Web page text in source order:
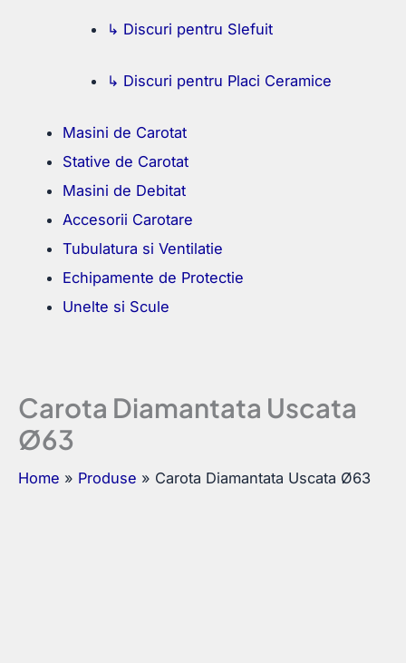
↳ Discuri pentru Slefuit
↳ Discuri pentru Placi Ceramice
Masini de Carotat
Stative de Carotat
Masini de Debitat
Accesorii Carotare
Tubulatura si Ventilatie
Echipamente de Protectie
Unelte si Scule
Carota Diamantata Uscata
Ø63
Home Produse Carota Diamantata Uscata Ø63